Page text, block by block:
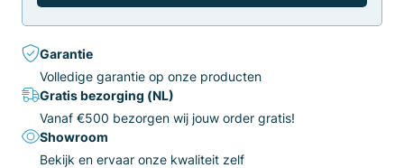
Garantie
Volledige garantie op onze producten
Gratis bezorging (NL)
Vanaf €500 bezorgen wij jouw order gratis!
Showroom
Bekijk en ervaar onze kwaliteit zelf